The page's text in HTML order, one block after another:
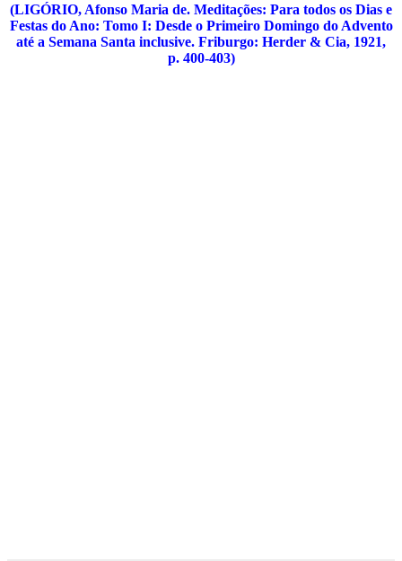
(LIGÓRIO, Afonso Maria de. Meditações: Para todos os Dias e
Festas do Ano: Tomo I: Desde o Primeiro Domingo do Advento
até a Semana Santa inclusive. Friburgo: Herder & Cia, 1921,
p. 400-403)